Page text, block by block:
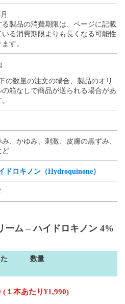
る製品の消費期限は、ページに記載
いる消費期限よりも長くなる可能性
す。
の数量の注文の場合、製品のオリ
の箱なしで商品が送られる場合があ
み、かゆみ、刺激、皮膚の黒ずみ、
ど
ドロキノン（Hydroquinone）
ーム – ハイドロキノン 4%
数量
(１本あたり¥1,990)